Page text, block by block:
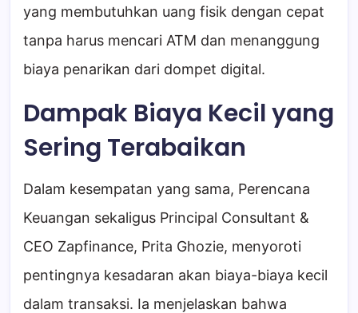
yang membutuhkan uang fisik dengan cepat
tanpa harus mencari ATM dan menanggung
biaya penarikan dari dompet digital.
Dampak Biaya Kecil yang
Sering Terabaikan
Dalam kesempatan yang sama, Perencana
Keuangan sekaligus Principal Consultant &
CEO Zapfinance, Prita Ghozie, menyoroti
pentingnya kesadaran akan biaya-biaya kecil
dalam transaksi. Ia menjelaskan bahwa